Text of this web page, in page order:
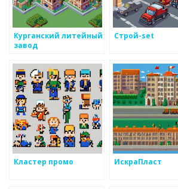
Курганский литейный
завод
Строй-set
Кластер промо ИскраПласт